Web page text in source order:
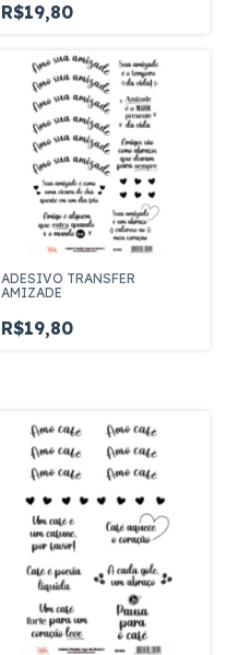
R$19,80
ADESIVO TRANSFER
AMIZADE
R$19,80